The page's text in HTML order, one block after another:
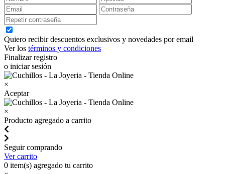
Quiero recibir descuentos exclusivos y novedades por email
Ver los términos y condiciones
Finalizar registro
o iniciar sesión
×
Aceptar
×
Producto agregado a carrito
Seguir comprando
Ver carrito
0 item(s) agregado tu carrito